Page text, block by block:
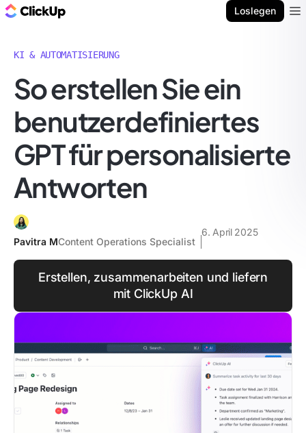
Loslegen
KI & AUTOMATISIERUNG
So erstellen Sie ein
benutzerdefiniertes
GPT für personalisierte
Antworten
Pavitra MContent Operations Specialist
6. April 2025
Erstellen, zusammenarbeiten und liefern
mit ClickUp AI